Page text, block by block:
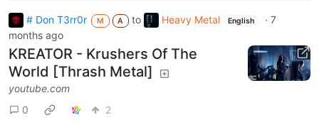
# Don T3rr0r M A to Heavy Metal English · 7
months ago
KREATOR - Krushers Of The
World [Thrash Metal]
youtube.com
0
2